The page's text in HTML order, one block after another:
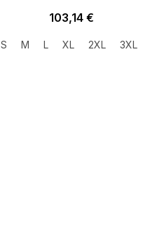
103,14 €
S M L XL 2XL 3XL